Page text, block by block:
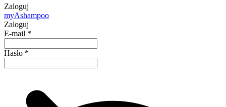
Zaloguj
myAshampoo
Zaloguj
E-mail *
Hasło *